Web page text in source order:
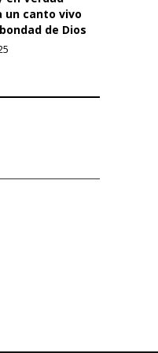
un canto vivo
de Dios